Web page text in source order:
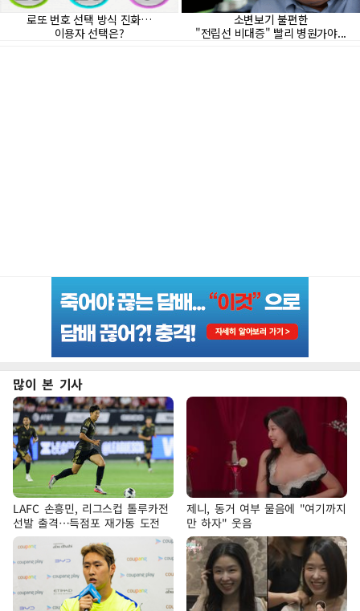
많이 본 기사
LAFC 손흥민, 리그스컵 톨루카전
선발 출격…득점포 재가동 도전
제니, 동거 여부 물음에 "여기까지
만 하자" 웃음